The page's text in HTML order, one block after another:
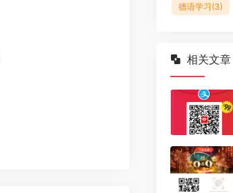
德语学习(3)
相关文章